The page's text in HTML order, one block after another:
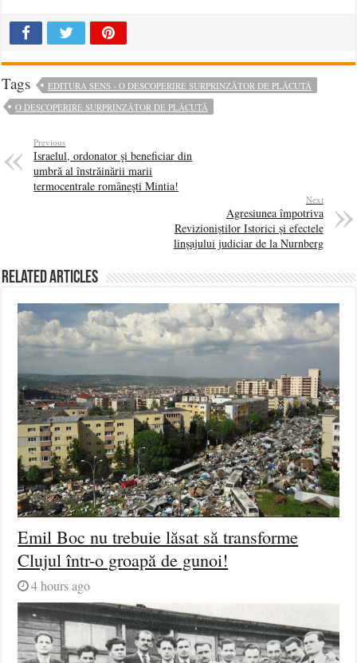
Tags
EDITURA SENS - O DESCOPERIRE SURPRINZĂTOR DE PLĂCUTĂ
O DESCOPERIRE SURPRINZĂTOR DE PLĂCUTĂ
Previous
Israelul, ordonator şi beneficiar din
umbră al înstrăinării marii
termocentrale româneşti Mintia!
Next
Agresiunea împotriva
Revizioniștilor Istorici și efectele
linșajului judiciar de la Nurnberg
Related Articles
Emil Boc nu trebuie lăsat să transforme
Clujul într-o groapă de gunoi!
4 hours ago